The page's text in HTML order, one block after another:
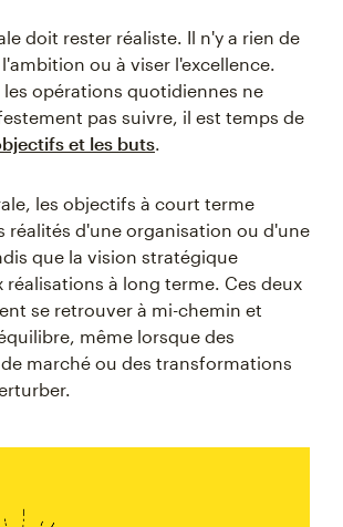
doit rester réaliste. Il n'y a rien de
ou à viser l'excellence.
les opérations quotidiennes ne
pas suivre, il est temps de
et les buts.
les objectifs à court terme
réalités d'une organisation ou d'une
que la vision stratégique
réalisations à long terme. Ces deux
se retrouver à mi-chemin et
même lorsque des
marché ou des transformations